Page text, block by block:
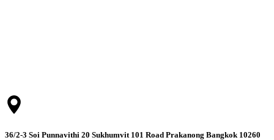
36/2-3 Soi Punnavithi 20 Sukhumvit 101 Road Prakanong Bangkok 10260